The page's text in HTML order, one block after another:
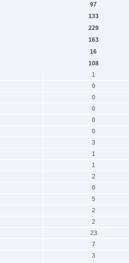
97
133
229
163
16
108
1
0
0
0
0
0
3
1
1
2
0
5
2
2
23
7
3